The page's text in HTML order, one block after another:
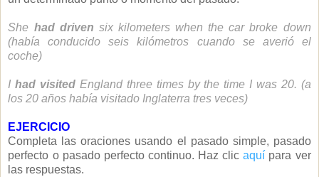
She had driven six kilometers when the car broke down
(había conducido seis kilómetros cuando se averió el
coche)
Ihad visited England three times by the time I was 20. (a
los 20 años había visitado Inglaterra tres veces)
EJERCICIO
Completa las oraciones usando el pasado simple, pasado
perfecto o pasado perfecto continuo. Haz clicaquí para ver
las respuestas.